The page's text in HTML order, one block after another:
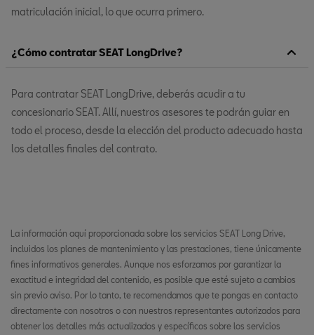
matriculación inicial, lo que ocurra primero.
¿Cómo contratar SEAT LongDrive?
Para contratar SEAT LongDrive, deberás acudir a tu
concesionario SEAT. Allí, nuestros asesores te podrán guiar en
todo el proceso, desde la elección del producto adecuado hasta
los detalles finales del contrato.
La información aquí proporcionada sobre los servicios SEAT Long Drive,
incluidos los planes de mantenimiento y las prestaciones, tiene únicamente
fines informativos generales. Aunque nos esforzamos por garantizar la
exactitud e integridad del contenido, es posible que esté sujeto a cambios
sin previo aviso. Por lo tanto, te recomendamos que te pongas en contacto
directamente con nosotros o con nuestros representantes autorizados para
obtener los detalles más actualizados y específicos sobre los servicios